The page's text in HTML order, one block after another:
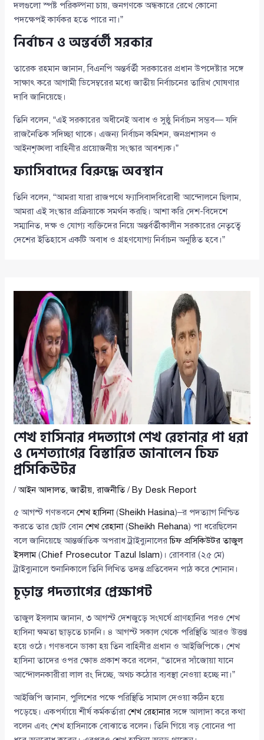
দলগুলো স্পষ্ট পরিকল্পনা চায়, জনগণকে অন্ধকারে রেখে কোনো
পদক্ষেপই কার্যকর হতে পারে না।”
নির্বাচন ও অন্তর্বর্তী সরকার
তারেক রহমান জানান, বিএনপি অন্তর্বর্তী সরকারের প্রধান উপদেষ্টার সঙ্গে
সাক্ষাৎ করে আগামী ডিসেম্বরের মধ্যে জাতীয় নির্বাচনের তারিখ ঘোষণার
দাবি জানিয়েছে।
তিনি বলেন, “এই সরকারের অধীনেই অবাধ ও সুষ্ঠু নির্বাচন সম্ভব— যদি
রাজনৈতিক সদিচ্ছা থাকে। এজন্য নির্বাচন কমিশন, জনপ্রশাসন ও
আইনশৃঙ্খলা বাহিনীর প্রয়োজনীয় সংস্কার আবশ্যক।”
ফ্যাসিবাদের বিরুদ্ধে অবস্থান
তিনি বলেন, “আমরা যারা রাজপথে ফ্যাসিবাদবিরোধী আন্দোলনে ছিলাম,
আমরা এই সংস্কার প্রক্রিয়াকে সমর্থন করছি। আশা করি দেশ-বিদেশে
সম্মানিত, দক্ষ ও যোগ্য ব্যক্তিদের নিয়ে অন্তর্বর্তীকালীন সরকারের নেতৃত্বে
দেশের ইতিহাসে একটি অবাধ ও গ্রহণযোগ্য নির্বাচন অনুষ্ঠিত হবে।”
শেখ হাসিনার পদত্যাগে শেখ রেহানার পা ধরা
ও দেশত্যাগের বিস্তারিত জানালেন চিফ
প্রসিকিউটর
/আইন আদালত,জাতীয়,রাজনীতি/ By Desk Report
৫ আগস্ট গণভবনেশেখ হাসিনা(Sheikh Hasina)–র পদত্যাগ নিশ্চিত
করতে তার ছোট বোনশেখ রেহানা(Sheikh Rehana) পা ধরেছিলেন
বলে জানিয়েছে আন্তর্জাতিক অপরাধ ট্রাইব্যুনালেরচিফ প্রসিকিউটর তাজুল
ইসলাম(Chief Prosecutor Tazul Islam)। রোববার (২৫ মে)
ট্রাইব্যুনালে শুনানিকালে তিনি লিখিত তদন্ত প্রতিবেদন পাঠ করে শোনান।
চূড়ান্ত পদত্যাগের প্রেক্ষাপট
তাজুল ইসলাম জানান, ৩ আগস্ট দেশজুড়ে সংঘর্ষে প্রাণহানির পরও শেখ
হাসিনা ক্ষমতা ছাড়তে চাননি। ৪ আগস্ট সকাল থেকে পরিস্থিতি আরও উত্তপ্ত
হয়ে ওঠে। গণভবনে ডাকা হয় তিন বাহিনীর প্রধান ও আইজিপিকে। শেখ
হাসিনা তাদের ওপর ক্ষোভ প্রকাশ করে বলেন, “তাদের সাঁজোয়া যানে
আন্দোলনকারীরা লাল রং দিচ্ছে, অথচ কঠোর ব্যবস্থা নেওয়া হচ্ছে না।”
আইজিপি জানান, পুলিশের পক্ষে পরিস্থিতি সামাল দেওয়া কঠিন হয়ে
পড়েছে। একপর্যায়ে শীর্ষ কর্মকর্তারাশেখ রেহানারসঙ্গে আলাদা করে কথা
বলেন এবং শেখ হাসিনাকে বোঝাতে বলেন। তিনি গিয়ে বড় বোনের পা